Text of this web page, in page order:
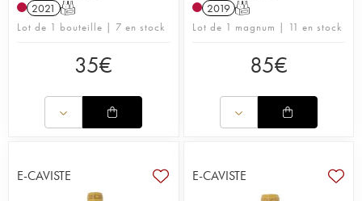
2021 T
Lot de 1 bouteille | 7 en stock
35€
2019 T
Lot de 1 magnum | 11 en stock
85€
E-CAVISTE E-CAVISTE